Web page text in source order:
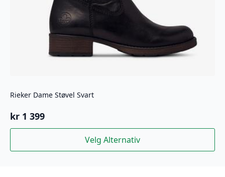
Rieker Dame Støvel Svart
kr 1 399
Velg Alternativ
Dette
har